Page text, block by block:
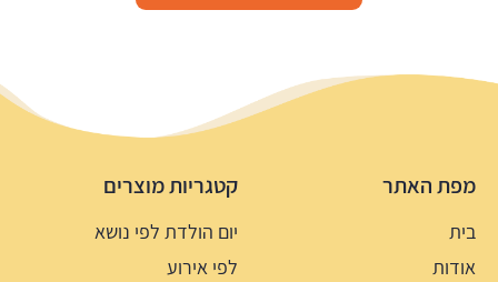
מפת האתר
בית
אודות
קטגריות מוצרים
יום הולדת לפי נושא
לפי אירוע